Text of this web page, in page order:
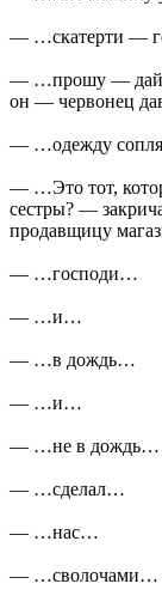
— …скатерти —
— …прошу — дай
он — червонец
— …одежду
— …Это тот,
сестры? —
продавщицу
— …господи…
— …и…
— …в дождь…
— …и…
— …не в дождь…
— …сделал…
— …нас…
— …сволочами…